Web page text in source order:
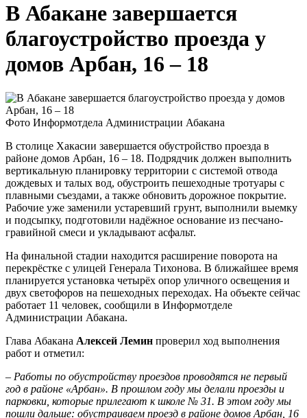
В Абакане завершается
благоустройство проезда у
домов Арбан, 16 – 18
Фото Информотдела Администрации Абакана
В столице Хакасии завершается обустройство проезда в
районе домов Арбан, 16 – 18. Подрядчик должен выполнить
вертикальную планировку территории с системой отвода
дождевых и талых вод, обустроить пешеходные тротуары с
плавными съездами, а также обновить дорожное покрытие.
Рабочие уже заменили устаревший грунт, выполнили выемку
и подсыпку, подготовили надёжное основание из песчано-
гравийной смеси и укладывают асфальт.
На финальной стадии находится расширение поворота на
перекрёстке с улицей Генерала Тихонова. В ближайшее время
планируется установка четырёх опор уличного освещения и
двух светофоров на пешеходных переходах. На объекте сейчас
работает 11 человек, сообщили в Информотделе
Администрации Абакана.
Глава Абакана Алексей Лемин проверил ход выполнения
работ и отметил:
– Работы по обустройству проездов проводятся не первый
год в районе «Арбан». В прошлом году мы делали проезды и
парковки, которые прилегают к школе № 31. В этом году мы
пошли дальше: обустраиваем проезд в районе домов Арбан, 16